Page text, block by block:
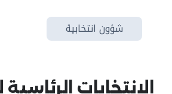
شؤون انتخابية
الانتخابات